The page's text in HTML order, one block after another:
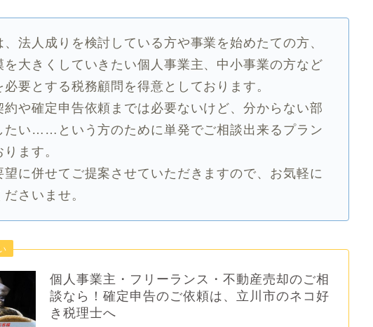
、法人成りを検討している方や事業を始めたての方、
を大きくしていきたい個人事業主、中小事業の方など
要とする税務顧問を得意としております。
約や確定申告依頼までは必要ないけど、分からない部
たい……という方のために単発でご相談出来るプラン
ます。
望に併せてご提案させていただきますので、お気軽に
さいませ。
個人事業主・フリーランス・不動産売却のご相
談なら！確定申告のご依頼は、立川市のネコ好
き税理士へ